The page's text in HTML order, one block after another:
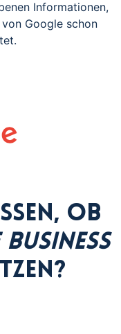
Informationen,
von Google schon
ob